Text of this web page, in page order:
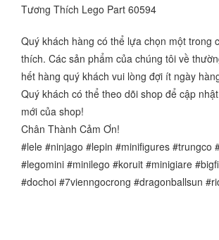
Tương Thích Lego Part 60594
Quý khách hàng có thể lựa chọn một trong
thích. Các sản phẩm của chúng tôi về
hết hàng quý khách vui lòng đợi ít ngày
Quý khách có thể theo dõi shop để cập
mới của shop!
Chân Thành Cảm Ơn!
#lele #ninjago #lepin #minifigures #trungco
#legomini #minilego #koruit #minigiare
#dochoi #7vienngocrong #dragonballsun